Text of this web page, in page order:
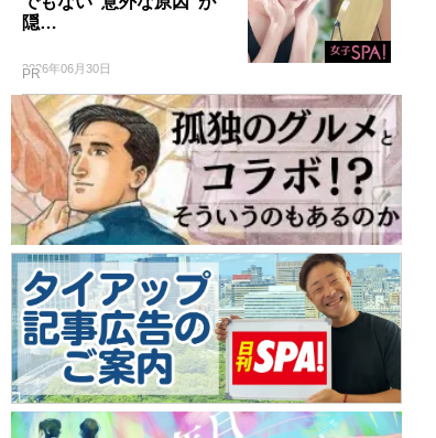
隠…
2026年06月30日
PR